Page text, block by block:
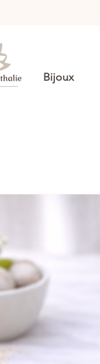
Bijoux